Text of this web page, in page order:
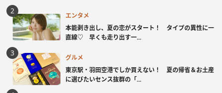
エンタメ
本能剥き出し、夏の恋がスタート！ タイプの異性に一
直線♡ 早くも走り出す一...
グルメ
東京駅・羽田空港でしか買えない！ 夏の帰省＆お土産
に選びたいセンス抜群の「...